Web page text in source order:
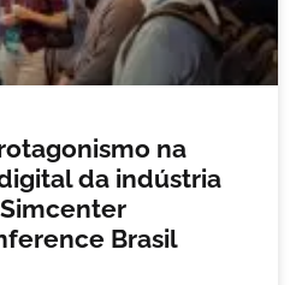
na
da indústria
Brasil